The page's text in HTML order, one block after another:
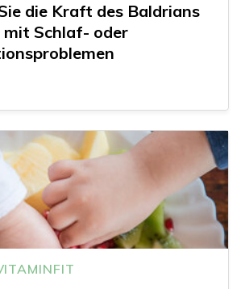
die Kraft des Baldrians
Schlaf- oder